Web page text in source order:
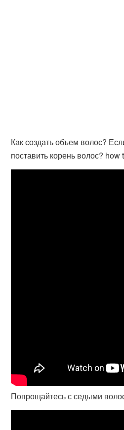
Как создать объем волос?
поставить корень волос?
Попрощайтесь с седыми